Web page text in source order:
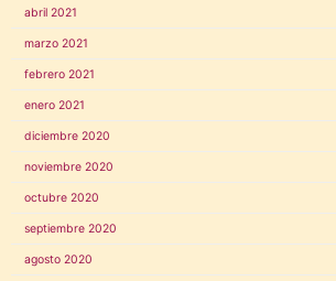
abril 2021
marzo 2021
febrero 2021
enero 2021
diciembre 2020
noviembre 2020
octubre 2020
septiembre 2020
agosto 2020